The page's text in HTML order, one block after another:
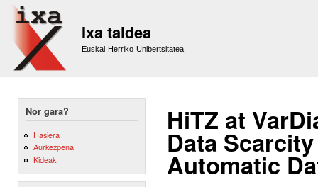
Ixa taldea
Euskal Herriko Unibertsitatea
Nor gara?
Hasiera
Aurkezpena
Kideak
HiTZ at
Data
Automatic